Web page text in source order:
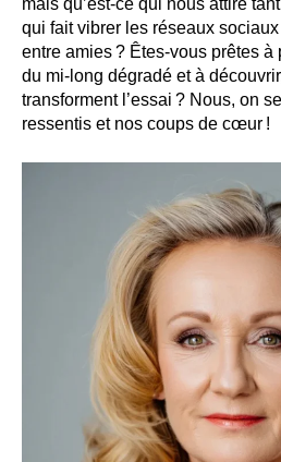
mais qu’est-ce qui nous attire
qui fait vibrer les réseaux
entre amies ? Êtes-vous prêtes à
du mi-long dégradé et à
transforment l’essai ? Nous, on
ressentis et nos coups de cœur !